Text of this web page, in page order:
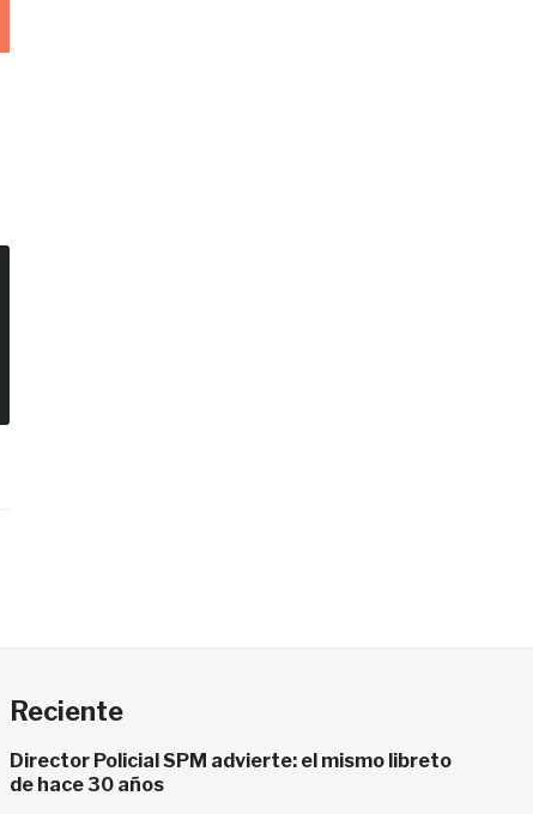
Reciente
Director Policial SPM advierte: el mismo libreto
de hace 30 años